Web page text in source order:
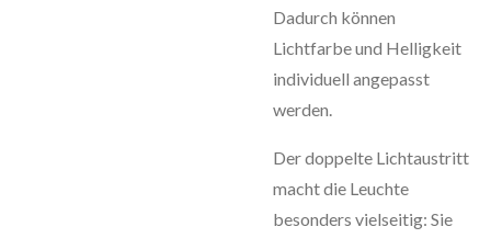
Dadurch können
Lichtfarbe und Helligkeit
individuell angepasst
werden.
Der doppelte Lichtaustritt
macht die Leuchte
besonders vielseitig: Sie